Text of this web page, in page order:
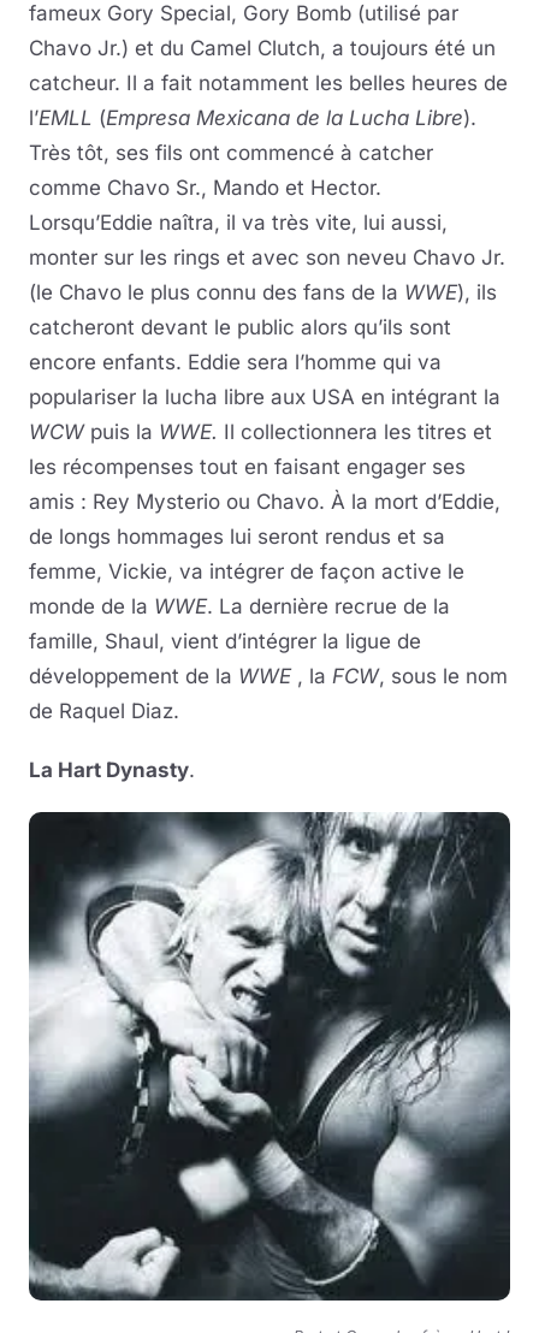
fameux Gory Special, Gory Bomb (utilisé par
Chavo Jr.) et du Camel Clutch, a toujours été un
catcheur. Il a fait notamment les belles heures de
l’EMLL (Empresa Mexicana de la Lucha Libre).
Très tôt, ses fils ont commencé à catcher
comme Chavo Sr., Mando et Hector.
Lorsqu’Eddie naîtra, il va très vite, lui aussi,
monter sur les rings et avec son neveu Chavo Jr.
(le Chavo le plus connu des fans de la WWE), ils
catcheront devant le public alors qu’ils sont
encore enfants. Eddie sera l’homme qui va
populariser la lucha libre aux USA en intégrant la
WCW puis la WWE. Il collectionnera les titres et
les récompenses tout en faisant engager ses
amis : Rey Mysterio ou Chavo. À la mort d’Eddie,
de longs hommages lui seront rendus et sa
femme, Vickie, va intégrer de façon active le
monde de la WWE. La dernière recrue de la
famille, Shaul, vient d’intégrer la ligue de
développement de la WWE, la FCW, sous le nom
de Raquel Diaz.
La Hart Dynasty.